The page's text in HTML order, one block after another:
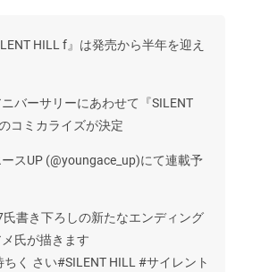
HILL f』は発売から半年を迎え
バーサリーにあわせて『SILENT
コミカライズが決定
スUP (@youngace_up)にて連載予
氏書き下ろしの新たなエンディング
氏が描きます
ちく さい#SILENT HILL #サイレント